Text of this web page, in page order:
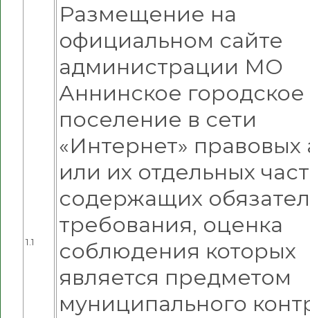
1.1
Размещение на
официальном сайте
администрации МО
Аннинское городское
поселение в сети
«Интернет» правовых
или их отдельных
содержащих
требования, оценка
соблюдения которых
является предметом
муниципального